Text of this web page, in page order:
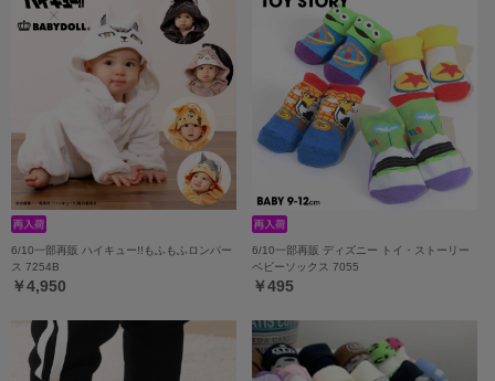
6/10一部再販 ハイキュー!!もふもふロンパー
ス 7254B
￥4,950
6/10一部再販 ディズニー トイ・ストーリー
ベビーソックス 7055
￥495